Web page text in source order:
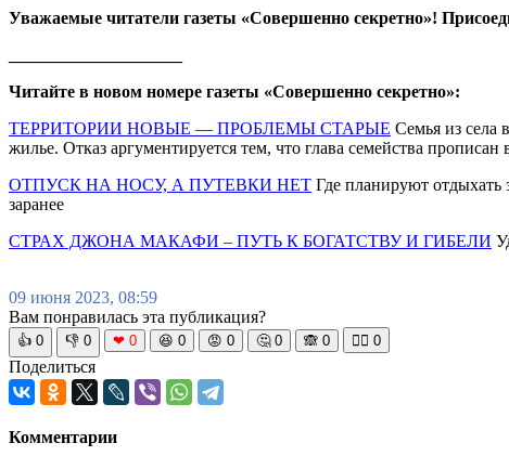
Уважаемые читатели газеты «Совершенно секретно»!
Читайте в новом номере газеты «Совершенно секретно»:
ТЕРРИТОРИИ НОВЫЕ — ПРОБЛЕМЫ СТАРЫЕ Семья из села
жилье. Отказ аргументируется тем, что глава семейства
ОТПУСК НА НОСУ, А ПУТЕВКИ НЕТ Где планируют отдыхать
заранее
СТРАХ ДЖОНА МАКАФИ – ПУТЬ К БОГАТСТВУ И ГИБЕЛИ
09 июня 2023, 08:59
Вам понравилась эта публикация?
👍 0 👎 0 ❤ 0 😆 0 😡 0 🤔 0 🙈 0 🧘‍♀️ 0
Поделиться
Комментарии